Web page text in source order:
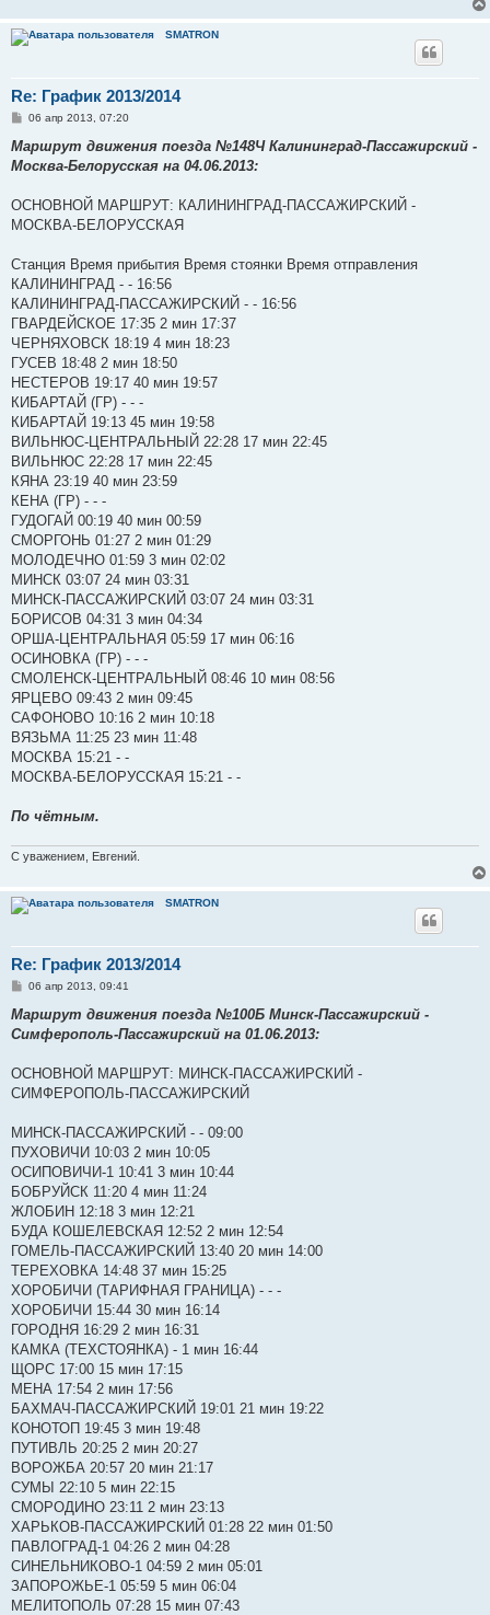
е
SMATRON
Re: График 2013/2014
С
о
б
щ
и
е
06 апр 2013, 07:20
Маршрут движения поезда №148Ч Калининград-Пассажирский -
Москва-Белорусская на 04.06.2013:
ОСНОВНОЙ МАРШРУТ: КАЛИНИНГРАД-ПАССАЖИРСКИЙ -
МОСКВА-БЕЛОРУССКАЯ
Станция Время прибытия Время стоянки Время отправления
КАЛИНИНГРАД - - 16:56
КАЛИНИНГРАД-ПАССАЖИРСКИЙ - - 16:56
ГВАРДЕЙСКОЕ 17:35 2 мин 17:37
ЧЕРНЯХОВСК 18:19 4 мин 18:23
ГУСЕВ 18:48 2 мин 18:50
НЕСТЕРОВ 19:17 40 мин 19:57
КИБАРТАЙ (ГР) - - -
КИБАРТАЙ 19:13 45 мин 19:58
ВИЛЬНЮС-ЦЕНТРАЛЬНЫЙ 22:28 17 мин 22:45
ВИЛЬНЮС 22:28 17 мин 22:45
КЯНА 23:19 40 мин 23:59
КЕНА (ГР) - - -
ГУДОГАЙ 00:19 40 мин 00:59
СМОРГОНЬ 01:27 2 мин 01:29
МОЛОДЕЧНО 01:59 3 мин 02:02
МИНСК 03:07 24 мин 03:31
МИНСК-ПАССАЖИРСКИЙ 03:07 24 мин 03:31
БОРИСОВ 04:31 3 мин 04:34
ОРША-ЦЕНТРАЛЬНАЯ 05:59 17 мин 06:16
ОСИНОВКА (ГР) - - -
СМОЛЕНСК-ЦЕНТРАЛЬНЫЙ 08:46 10 мин 08:56
ЯРЦЕВО 09:43 2 мин 09:45
САФОНОВО 10:16 2 мин 10:18
ВЯЗЬМА 11:25 23 мин 11:48
МОСКВА 15:21 - -
МОСКВА-БЕЛОРУССКАЯ 15:21 - -
По чётным.
С уважением, Евгений.
SMATRON
Re: График 2013/2014
С
о
б
щ
и
е
06 апр 2013, 09:41
Маршрут движения поезда №100Б Минск-Пассажирский -
Симферополь-Пассажирский на 01.06.2013:
ОСНОВНОЙ МАРШРУТ: МИНСК-ПАССАЖИРСКИЙ -
СИМФЕРОПОЛЬ-ПАССАЖИРСКИЙ
МИНСК-ПАССАЖИРСКИЙ - - 09:00
ПУХОВИЧИ 10:03 2 мин 10:05
ОСИПОВИЧИ-1 10:41 3 мин 10:44
БОБРУЙСК 11:20 4 мин 11:24
ЖЛОБИН 12:18 3 мин 12:21
БУДА КОШЕЛЕВСКАЯ 12:52 2 мин 12:54
ГОМЕЛЬ-ПАССАЖИРСКИЙ 13:40 20 мин 14:00
ТЕРЕХОВКА 14:48 37 мин 15:25
ХОРОБИЧИ (ТАРИФНАЯ ГРАНИЦА) - - -
ХОРОБИЧИ 15:44 30 мин 16:14
ГОРОДНЯ 16:29 2 мин 16:31
КАМКА (ТЕХСТОЯНКА) - 1 мин 16:44
ЩОРС 17:00 15 мин 17:15
МЕНА 17:54 2 мин 17:56
БАХМАЧ-ПАССАЖИРСКИЙ 19:01 21 мин 19:22
КОНОТОП 19:45 3 мин 19:48
ПУТИВЛЬ 20:25 2 мин 20:27
ВОРОЖБА 20:57 20 мин 21:17
СУМЫ 22:10 5 мин 22:15
СМОРОДИНО 23:11 2 мин 23:13
ХАРЬКОВ-ПАССАЖИРСКИЙ 01:28 22 мин 01:50
ПАВЛОГРАД-1 04:26 2 мин 04:28
СИНЕЛЬНИКОВО-1 04:59 2 мин 05:01
ЗАПОРОЖЬЕ-1 05:59 5 мин 06:04
МЕЛИТОПОЛЬ 07:28 15 мин 07:43